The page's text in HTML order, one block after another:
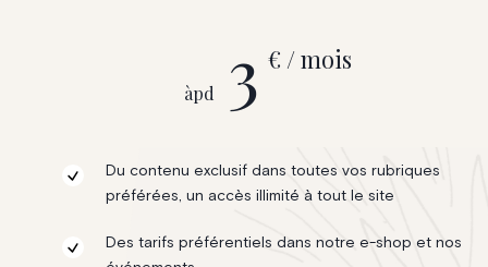
àpd 3 € / mois
Du contenu exclusif dans toutes vos rubriques
préférées, un accès illimité à tout le site
Des tarifs préférentiels dans notre e-shop et nos